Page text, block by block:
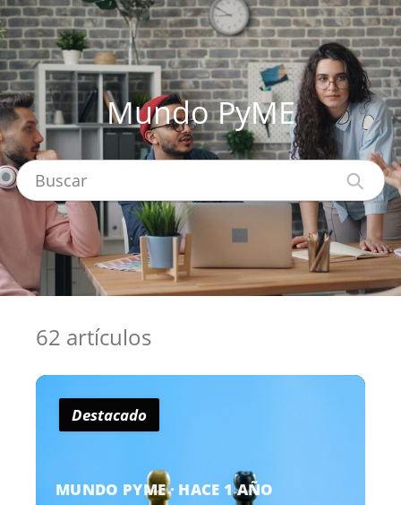
Mundo PyME
Buscar
62 artículos
Destacado
MUNDO PYME · HACE 1 AÑO